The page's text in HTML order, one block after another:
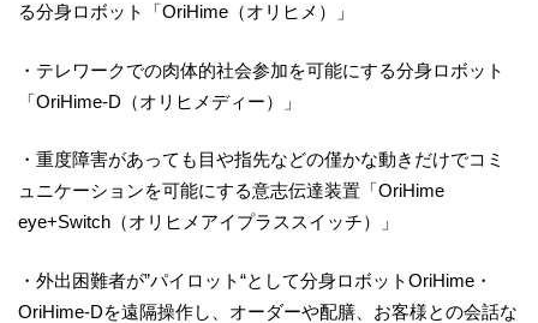
る分身ロボット「OriHime（オリヒメ）」
・テレワークでの肉体的社会参加を可能にする分身ロボット
「OriHime-D（オリヒメディー）」
・重度障害があっても目や指先などの僅かな動きだけでコミ
ュニケーションを可能にする意志伝達装置「OriHime
eye+Switch（オリヒメアイプラススイッチ）」
・外出困難者が”パイロット“として分身ロボットOriHime・
OriHime-Dを遠隔操作し、オーダーや配膳、お客様との会話な